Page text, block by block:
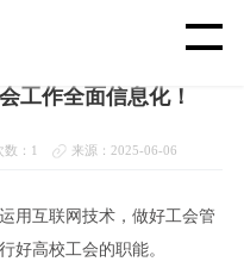
工作全面信息化！
数：1 来源：2025-06-06
用互联网技术，做好工会管
好高校工会的职能。